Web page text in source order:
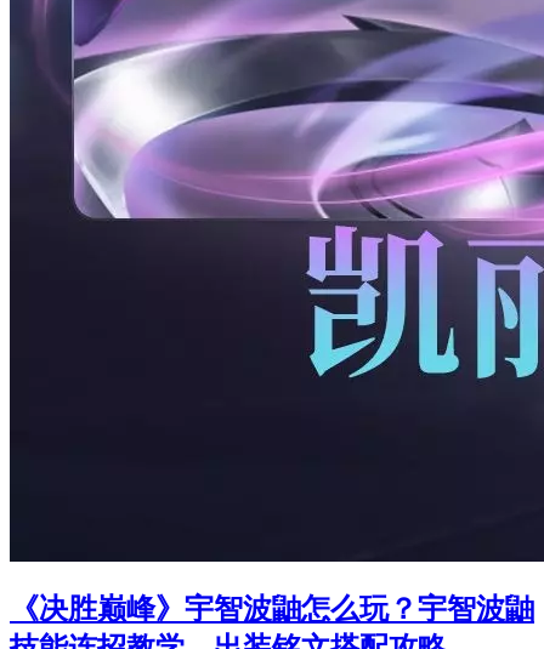
《决胜巅峰》宇智波鼬怎么玩？宇智波鼬